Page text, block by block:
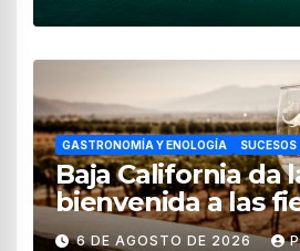
GASTRONOMÍA Y ENOLOGÍA
Baja California da
bienvenida a las
vendimia 2026
6 DE AGOSTO DE 2026